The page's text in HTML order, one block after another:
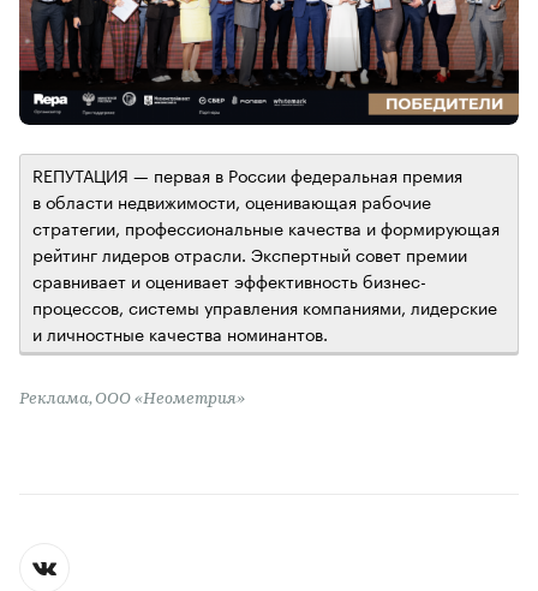
RЕПУТАЦИЯ — первая в России федеральная премия
в области недвижимости, оценивающая рабочие
стратегии, профессиональные качества и формирующая
рейтинг лидеров отрасли. Экспертный совет премии
сравнивает и оценивает эффективность бизнес-
процессов, системы управления компаниями, лидерские
и личностные качества номинантов.
Реклама, ООО «Неометрия»